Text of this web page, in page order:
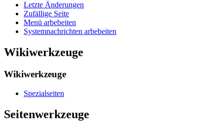
Letzte Änderungen
Zufällige Seite
Menü arbebeiten
Systemnachrichten arbebeiten
Wikiwerkzeuge
Wikiwerkzeuge
Spezialseiten
Seitenwerkzeuge